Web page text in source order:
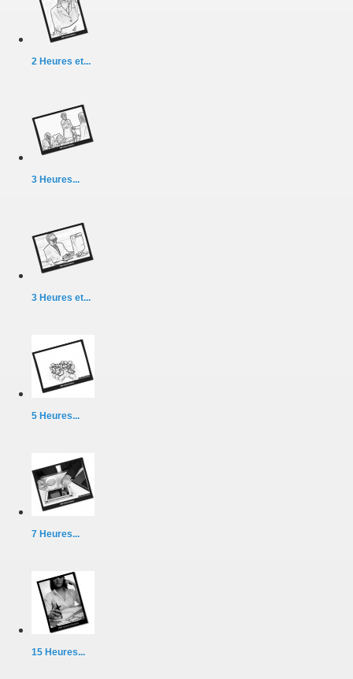
2 Heures et...
3 Heures...
3 Heures et...
5 Heures...
7 Heures...
15 Heures...